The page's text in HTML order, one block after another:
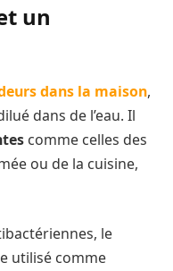
un
dans la maison,
dans de l’eau. Il
comme celles des
ou de la cuisine,
le
utilisé comme